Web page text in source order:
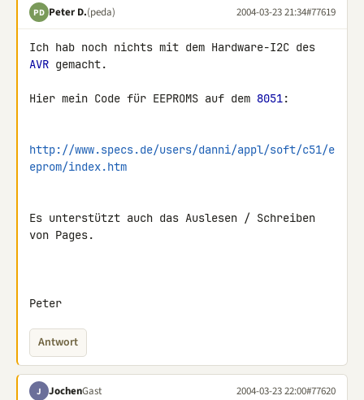
PD Peter D.(peda) 2004-03-23 21:34#77619
AVR gemacht.
Hier mein Code für EEPROMS auf dem 8051:
http://www.specs.de/users/danni/appl/soft/c51/e
eprom/index.htm
Es unterstützt auch das Auslesen / Schreiben
von Pages.
Peter
Antwort
J JochenGast 2004-03-23 22:00#77620